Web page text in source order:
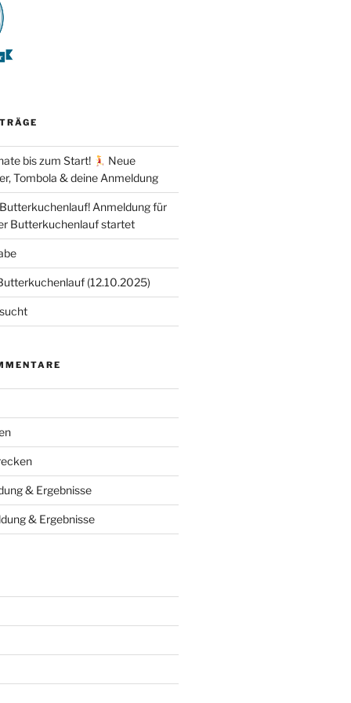
bis zum Start!
Neue
Tombola & deine Anmeldung
Anmeldung für
Butterkuchenlauf startet
(12.10.2025)
& Ergebnisse
& Ergebnisse